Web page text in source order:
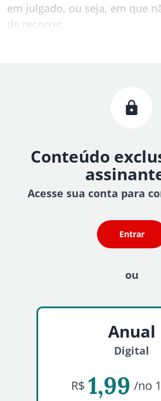
em julgado, ou seja, em que
de recorrer.
Conteúdo
Acesse sua conta para
Entrar
ou
Anual
Digital
R$ 1,99 /no